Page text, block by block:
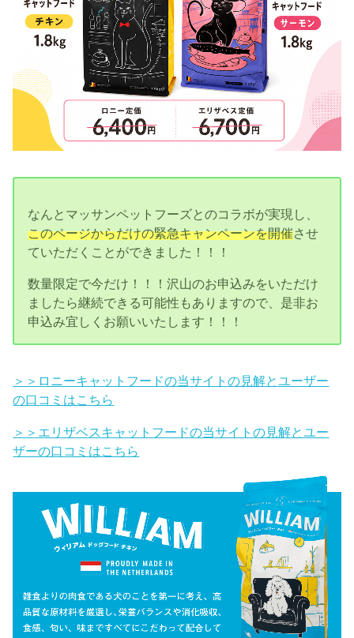
なんとマッサンペットフーズとのコラボが実現し、
このページからだけの緊急キャンペーンを開催させ
ていただくことができました！！！
数量限定で今だけ！！！沢山のお申込みをいただけ
ましたら継続できる可能性もありますので、是非お
申込み宜しくお願いいたします！！！
＞＞ロニーキャットフードの当サイトの見解とユーザー
の口コミはこちら
＞＞エリザベスキャットフードの当サイトの見解とユー
ザーの口コミはこちら